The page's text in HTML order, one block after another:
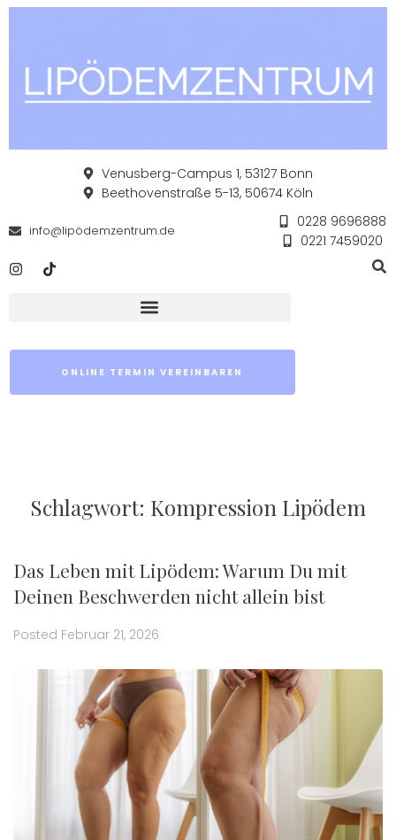
Venusberg-Campus 1, 53127 Bonn
Beethovenstraße 5-13, 50674 Köln
info@lipödemzentrum.de
0228 9696888
0221 7459020
ONLINE TERMIN VEREINBAREN
Schlagwort: Kompression Lipödem
Das Leben mit Lipödem: Warum Du mit
Deinen Beschwerden nicht allein bist
Posted Februar 21, 2026